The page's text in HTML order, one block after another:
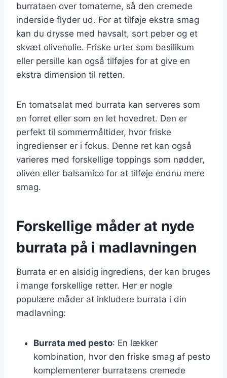
burrataen over tomaterne, så den cremede
inderside flyder ud. For at tilføje ekstra smag
kan du drysse med havsalt, sort peber og et
skvæt olivenolie. Friske urter som basilikum
eller persille kan også tilføjes for at give en
ekstra dimension til retten.
En tomatsalat med burrata kan serveres som
en forret eller som en let hovedret. Den er
perfekt til sommermåltider, hvor friske
ingredienser er i fokus. Denne ret kan også
varieres med forskellige toppings som nødder,
oliven eller balsamico for at tilføje endnu mere
smag.
Forskellige måder at nyde
burrata på i madlavningen
Burrata er en alsidig ingrediens, der kan bruges
i mange forskellige retter. Her er nogle
populære måder at inkludere burrata i din
madlavning:
Burrata med pesto: En lækker
kombination, hvor den friske smag af pesto
komplementerer burrataens cremede